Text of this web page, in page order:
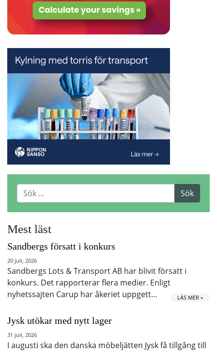
Mest läst
Sandbergs försatt i konkurs
20 juli, 2026
Sandbergs Lots & Transport AB har blivit försatt i
konkurs. Det rapporterar flera medier. Enligt
nyhetssajten Carup har åkeriet uppgett…
LÄS MER »
Jysk utökar med nytt lager
31 juli, 2026
I augusti ska den danska möbeljätten Jysk få tillgång till